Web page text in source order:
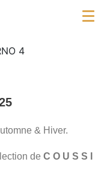
& Hiver.
de C O U S S I